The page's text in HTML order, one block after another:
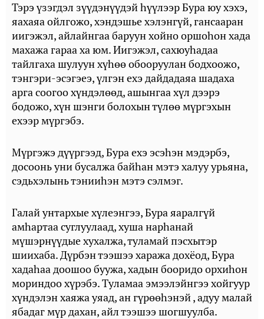
Тэрэ үзэгдэл зүүдэнүүдэй һүүлээр Бура юу хэхэ,
яахаяа ойлгожо, хэндэшье хэлэнгүй, гансааран
иигэжэл, айлайнгаа баруун хойно оршоһон хада
махажа гараа ха юм. Иигэжэл, сахюуһадаа
тайлгаха шулуун хүһөө обооруулан бодхоожо,
тэнгэри-эсэгэеэ, үлгэн ехэ дайдадаяа шадаха
арга соогоо хүндэлөөд, ашынгаа хүл дээрэ
бодожо, хүн шэнги болохын түлөө мүргэхын
ехээр мүргэбэ.
Мүргэжэ дүүргээд, Бура ехэ эсэһэн мэдэрбэ,
досоонь уни бусалжа байһан мэтэ халуу урьяна,
сэдьхэлынь тэнииһэн мэтэ сэлмэг.
Галай унтархые хүлеэнгээ, Бура яаралгүй
амһартаа суглуулаад, хуша нарһанай
мүшэрнүүдые хухалжа, туламай пэсхытэр
шиихаба. Дүрбэн тээшээ хаража дохёод, Бура
хадаһаа доошоо буужа, хадын бооридо орхиһон
мориндоо хүрэбэ. Туламаа эмээлэйнгээ хойгуур
хүндэлэн хаяжа уяад, ан гүрөөһэнэй , адуу малай
ябадаг мүр дахан, айл тээшээ шогшуулба.